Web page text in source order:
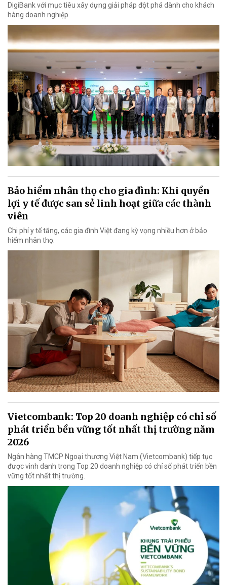
DigiBank với mục tiêu xây dựng giải pháp đột phá dành cho khách
hàng doanh nghiệp.
Bảo hiểm nhân thọ cho gia đình: Khi quyền
lợi y tế được san sẻ linh hoạt giữa các thành
viên
Chi phí y tế tăng, các gia đình Việt đang kỳ vọng nhiều hơn ở bảo
hiểm nhân thọ.
Vietcombank: Top 20 doanh nghiệp có chỉ số
phát triển bền vững tốt nhất thị trường năm
2026
Ngân hàng TMCP Ngoại thương Việt Nam (Vietcombank) tiếp tục
được vinh danh trong Top 20 doanh nghiệp có chỉ số phát triển bền
vững tốt nhất thị trường.